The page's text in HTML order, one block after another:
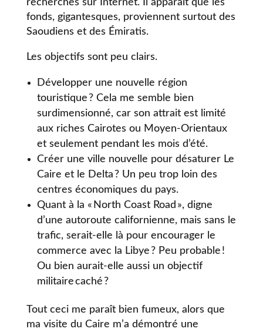
fonds, gigantesques, proviennent surtout des
Saoudiens et des Émiratis.
Les objectifs sont peu clairs.
Développer une nouvelle région
touristique ? Cela me semble bien
surdimensionné, car son attrait est limité
aux riches Cairotes ou Moyen-Orientaux
et seulement pendant les mois d’été.
Créer une ville nouvelle pour désaturer Le
Caire et le Delta ? Un peu trop loin des
centres économiques du pays.
Quant à la « North Coast Road », digne
d’une autoroute californienne, mais sans le
trafic, serait-elle là pour encourager le
commerce avec la Libye ? Peu probable !
Ou bien aurait-elle aussi un objectif
militaire caché ?
Tout ceci me paraît bien fumeux, alors que
ma visite du Caire m’a démontré une